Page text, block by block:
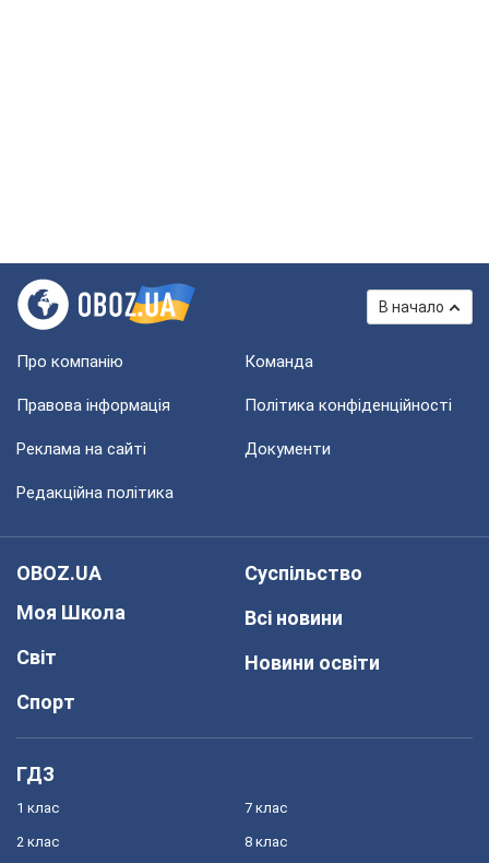
В начало
Про компанію Команда
Правова інформація Політика конфіденційності
Реклама на сайті Документи
Редакційна політика
OBOZ.UA
Моя Школа
Світ
Спорт
Суспільство
Всі новини
Новини освіти
ГДЗ
1 клас
2 клас
7 клас
8 клас